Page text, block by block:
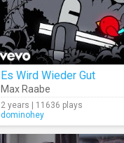
Es Wird Wieder Gut
Max Raabe
2 years | 11636 plays
dominohey